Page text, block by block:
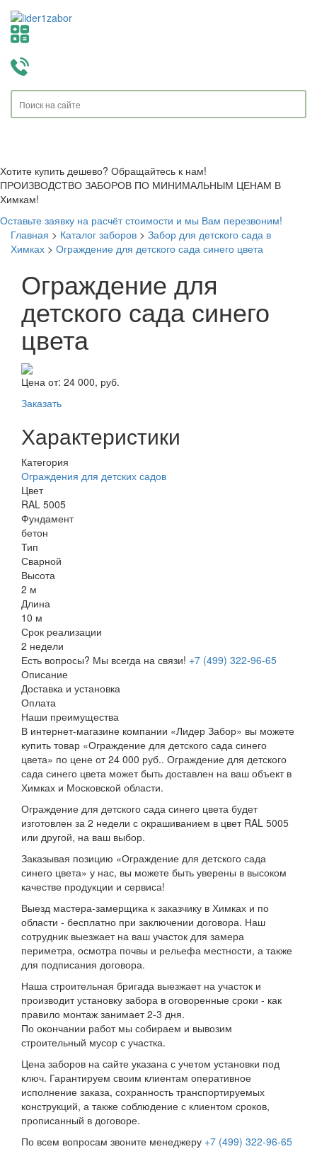
Хотите купить дешево? Обращайтесь к нам!
ПРОИЗВОДСТВО ЗАБОРОВ ПО МИНИМАЛЬНЫМ ЦЕНАМ В
Химкам!
Оставьте заявку на расчёт стоимости и мы Вам перезвоним!
Главная > Каталог заборов > Забор для детского сада в
Химках > Ограждение для детского сада синего цвета
Ограждение для
детского сада синего
цвета
Цена от: 24 000, руб.
Заказать
Характеристики
Категория
Ограждения для детских садов
Цвет
RAL 5005
Фундамент
бетон
Тип
Сварной
Высота
2 м
Длина
10 м
Срок реализации
2 недели
Есть вопросы? Мы всегда на связи! +7 (499) 322-96-65
Описание
Доставка и установка
Оплата
Наши преимущества
В интернет-магазине компании «Лидер Забор» вы можете
купить товар «Ограждение для детского сада синего
цвета» по цене от 24 000 руб.. Ограждение для детского
сада синего цвета может быть доставлен на ваш объект в
Химках и Московской области.
Ограждение для детского сада синего цвета будет
изготовлен за 2 недели с окрашиванием в цвет RAL 5005
или другой, на ваш выбор.
Заказывая позицию «Ограждение для детского сада
синего цвета» у нас, вы можете быть уверены в высоком
качестве продукции и сервиса!
Выезд мастера-замерщика к заказчику в Химках и по
области - бесплатно при заключении договора. Наш
сотрудник выезжает на ваш участок для замера
периметра, осмотра почвы и рельефа местности, а также
для подписания договора.
Наша строительная бригада выезжает на участок и
производит установку забора в оговоренные сроки - как
правило монтаж занимает 2-3 дня.
По окончании работ мы собираем и вывозим
строительный мусор с участка.
Цена заборов на сайте указана с учетом установки под
ключ. Гарантируем своим клиентам оперативное
исполнение заказа, сохранность транспортируемых
конструкций, а также соблюдение с клиентом сроков,
прописанный в договоре.
По всем вопросам звоните менеджеру +7 (499) 322-96-65